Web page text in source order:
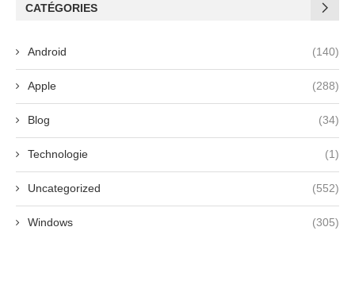
CATÉGORIES
Android (140)
Apple (288)
Blog (34)
Technologie (1)
Uncategorized (552)
Windows (305)